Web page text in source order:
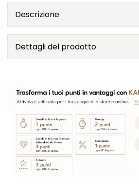
Descrizione
Dettagli del prodotto